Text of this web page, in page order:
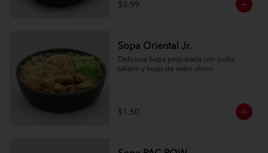
$3.99
Sopa Oriental Jr.
Deliciosa Sopa preparada con pollo,
tallarín y hojas de nabo chino.
$1.50